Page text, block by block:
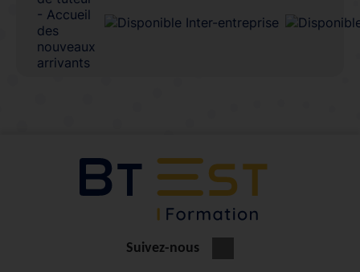
- Accueil
des
nouveaux
arrivants
Suivez-nous